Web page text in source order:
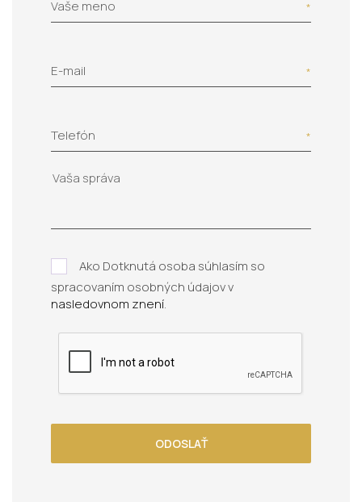
Vaše meno
E-mail
Telefón
Ako Dotknutá osoba súhlasím so
spracovaním osobných údajov v
nasledovnom znení.
ODOSLAŤ